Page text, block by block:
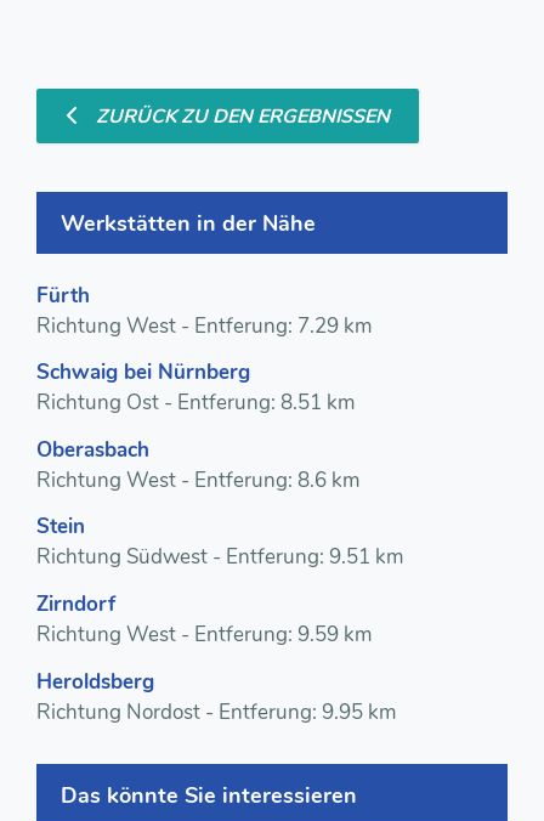
ZURÜCK ZU DEN ERGEBNISSEN
Werkstätten in der Nähe
Fürth
Richtung West - Entferung: 7.29 km
Schwaig bei Nürnberg
Richtung Ost - Entferung: 8.51 km
Oberasbach
Richtung West - Entferung: 8.6 km
Stein
Richtung Südwest - Entferung: 9.51 km
Zirndorf
Richtung West - Entferung: 9.59 km
Heroldsberg
Richtung Nordost - Entferung: 9.95 km
Das könnte Sie interessieren